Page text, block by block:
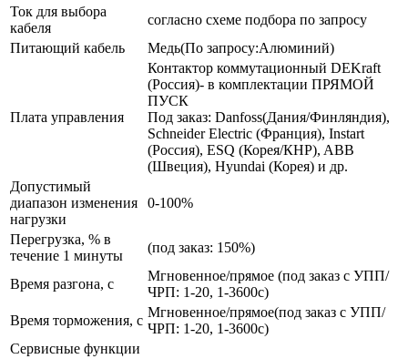
Ток для выбора
кабеля
согласно схеме подбора по запросу
Питающий кабель
Медь(По запросу:Алюминий)
Плата управления
Контактор коммутационный DEKraft
(Россия)- в комплектации ПРЯМОЙ
ПУСК
Под заказ: Danfoss(Дания/Финляндия),
Schneider Electric (Франция), Instart
(Россия), ESQ (Корея/КНР), ABB
(Швеция), Hyundai (Корея) и др.
Допустимый
диапазон изменения
нагрузки
0-100%
Перегрузка, % в
течение 1 минуты
(под заказ: 150%)
Время разгона, с
Мгновенное/прямое (под заказ с УПП/
ЧРП: 1-20, 1-3600с)
Время торможения, с
Мгновенное/прямое(под заказ с УПП/
ЧРП: 1-20, 1-3600с)
Сервисные функции